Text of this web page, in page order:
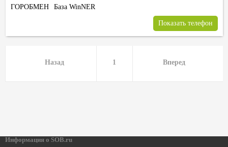
ГОРОБМЕН База WinNER
Показать телефон
Назад 1 Вперед
Информация о SOB.ru